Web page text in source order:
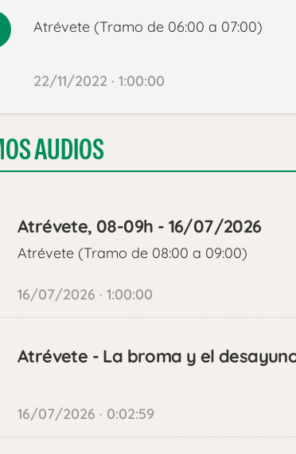
Atrévete (Tramo de 06:00 a 07:00)
22/11/2022 · 1:00:00
AUDIOS
Atrévete, 08-09h - 16/07/2026
Atrévete (Tramo de 08:00 a 09:00)
16/07/2026 · 1:00:00
Atrévete - La broma y el
16/07/2026 · 0:02:59